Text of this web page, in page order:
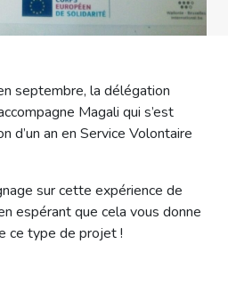
septembre, la délégation
Magali qui s’est
d’un an en Service Volontaire
sur cette expérience de
espérant que cela vous donne
ce type de projet !